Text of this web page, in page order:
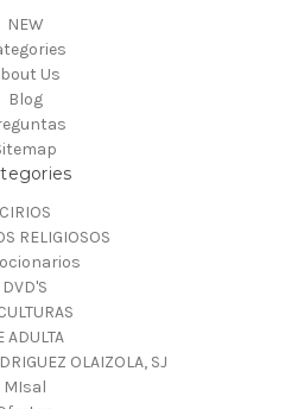
NEW
Us
Blog
CIRIOS
RELIGIOSOS
DVD'S
ADULTA
OLAIZOLA, SJ
MIsal